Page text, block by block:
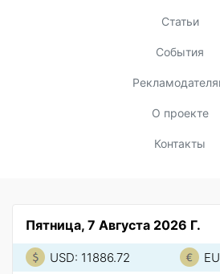
Статьи
События
О проекте
Контакты
Пятница, 7 Августа 2026 Г.
USD: 11886.72